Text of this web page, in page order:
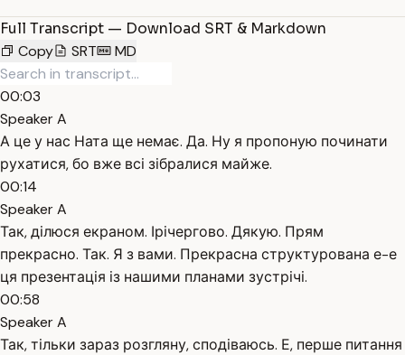
Full Transcript — Download SRT & Markdown
Copy
SRT MD
00:03
Speaker A
А це у нас Ната ще немає. Да. Ну я пропоную починати
рухатися, бо вже всі зібралися майже.
00:14
Speaker A
Так, ділюся екраном. Ірічергово. Дякую. Прям
прекрасно. Так. Я з вами. Прекрасна структурована е-е
ця презентація із нашими планами зустрічі.
00:58
Speaker A
Так, тільки зараз розгляну, сподіваюсь. Е, перше питання